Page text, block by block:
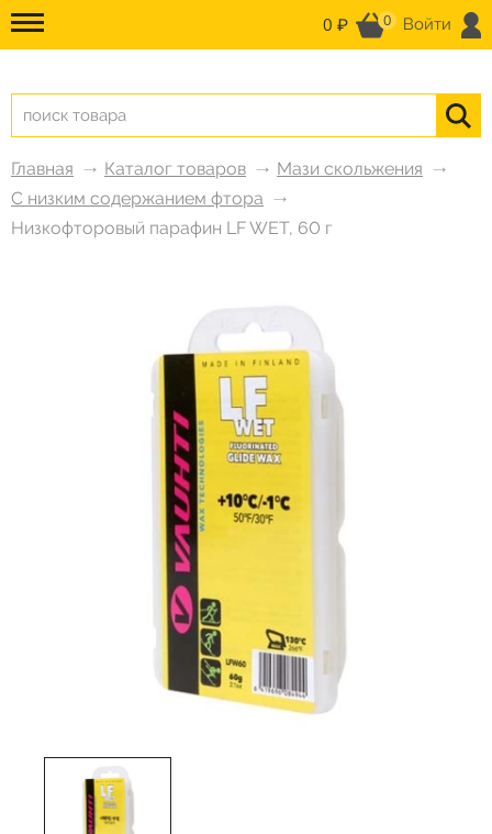
0 ₽ 0 Войти
Главная Каталог товаров
Мази скольжения
С низким содержанием фтора
Низкофторовый парафин LF WET, 60 г